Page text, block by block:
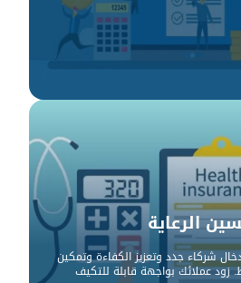
الرعاية
شركاء جدد وتعزيز الكفاءة وتمكين
زود عملائك بواجهة قابلة للتكيف